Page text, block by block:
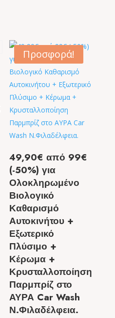
Προσφορά!
49,90€ από 99€
(-50%) για
Ολοκληρωμένο
Βιολογικό
Καθαρισμό
Αυτοκινήτου +
Εξωτερικό
Πλύσιμο +
Κέρωμα +
Κρυσταλλοποίηση
Παρμπρίζ στο
ΑΥΡΑ Car Wash
Ν.Φιλαδέλφεια.